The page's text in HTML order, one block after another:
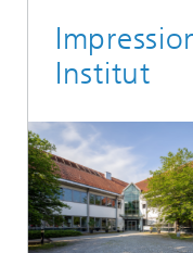
Institut